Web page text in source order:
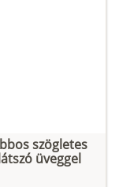
szögletes
üveggel